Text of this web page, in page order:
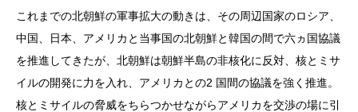
これまでの北朝鮮の軍事拡大の動きは、その周辺国家のロシア、
中国、日本、アメリカと当事国の北朝鮮と韓国の間で六ヵ国協議
を推進してきたが、北朝鮮は朝鮮半島の非核化に反対、核とミサ
イルの開発に力を入れ、アメリカとの2 国間の協議を強く推進。
核とミサイルの脅威をちらつかせながらアメリカを交渉の場に引